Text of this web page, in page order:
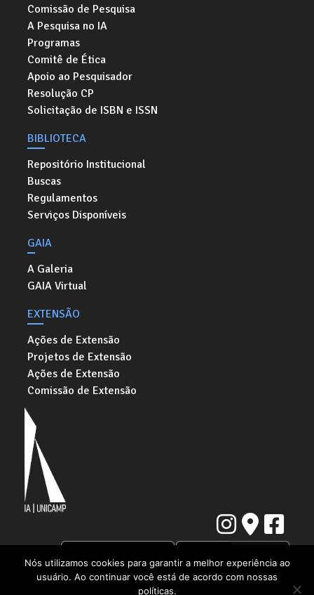
Comissão de Pesquisa
A Pesquisa no IA
Programas
Comitê de Ética
Apoio ao Pesquisador
Resolução CP
Solicitação de ISBN e ISSN
BIBLIOTECA
Repositório Institucional
Buscas
Regulamentos
Serviços Disponíveis
GAIA
A Galeria
GAIA Virtual
EXTENSÃO
Ações de Extensão
Projetos de Extensão
Ações de Extensão
Comissão de Extensão
Instituto de Artes da Universidade Estadual de Campinas
Nós utilizamos cookies para garantir a melhor experiência ao
usuário. Ao continuar você está de acordo com nossas
políticas.